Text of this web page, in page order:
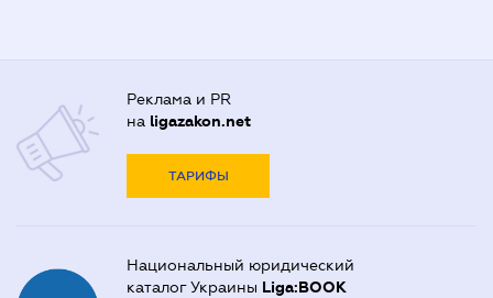
Реклама и PR
на ligazakon.net
ТАРИФЫ
Национальный юридический
каталог Украины Liga:BOOK